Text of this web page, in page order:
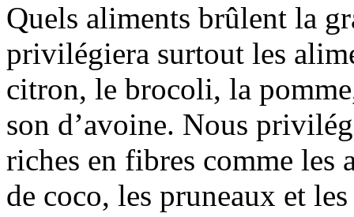
Quels aliments brûlent la
privilégiera surtout les
citron, le brocoli, la
son d’avoine. Nous
riches en fibres comme
de coco, les pruneaux et